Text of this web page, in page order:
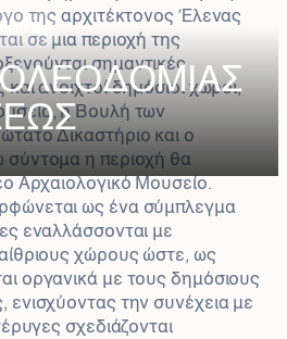
της αρχιτέκτονος Έλενας
σε μια περιοχή της
σημαντικές
και ανοιχτοί δημόσιοι χώροι,
η Βουλή των
Δικαστήριο και ο
η περιοχή θα
Αρχαιολογικό Μουσείο.
ως ένα σύμπλεγμα
εναλλάσσονται με
χώρους ώστε, ως
οργανικά με τους δημόσιους
ενισχύοντας την συνέχεια με
σχεδιάζονται